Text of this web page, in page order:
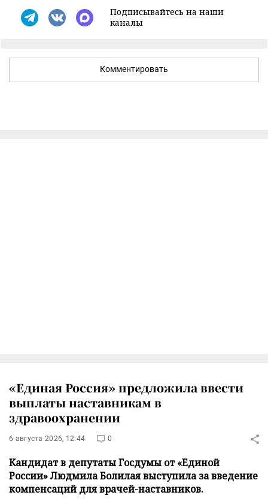
Подписывайтесь на наши
каналы
Комментировать
«Единая Россия» предложила ввести
выплаты наставникам в
здравоохранении
6 августа 2026, 12:44 0
Кандидат в депутаты Госдумы от «Единой
России» Людмила Болилая выступила за введение
компенсаций для врачей-наставников.